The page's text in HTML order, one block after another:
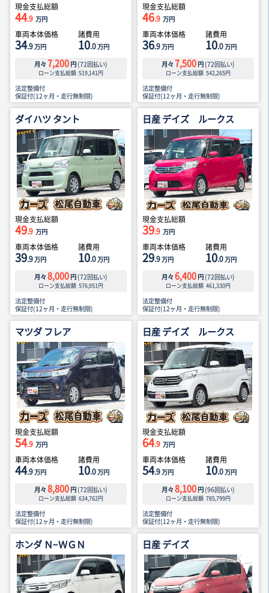
現金支払総額
44.9 万円
車両本体価格
34.9万円
諸費用
10.0万円
月々 7,200 円 (72回払い)
ローン支払総額 519,141円
法定整備付
保証付(12ヶ月・走行無制限)
現金支払総額
46.9 万円
車両本体価格
36.9万円
諸費用
10.0万円
月々 7,500 円 (72回払い)
ローン支払総額 542,265円
法定整備付
保証付(12ヶ月・走行無制限)
ダイハツ タント
現金支払総額
49.9 万円
車両本体価格
39.9万円
諸費用
10.0万円
月々 8,000 円 (72回払い)
ローン支払総額 576,951円
法定整備付
保証付(12ヶ月・走行無制限)
日産 デイズ ルークス
現金支払総額
39.9 万円
車両本体価格
29.9万円
諸費用
10.0万円
月々 6,400 円 (72回払い)
ローン支払総額 461,330円
法定整備付
保証付(12ヶ月・走行無制限)
マツダ フレア
現金支払総額
54.9 万円
車両本体価格
44.9万円
諸費用
10.0万円
月々 8,800 円 (72回払い)
ローン支払総額 634,762円
法定整備付
保証付(12ヶ月・走行無制限)
日産 デイズ ルークス
現金支払総額
64.9 万円
車両本体価格
54.9万円
諸費用
10.0万円
月々 8,100 円 (96回払い)
ローン支払総額 785,799円
法定整備付
保証付(12ヶ月・走行無制限)
ホンダ Ｎ−ＷＧＮ 日産 デイズ